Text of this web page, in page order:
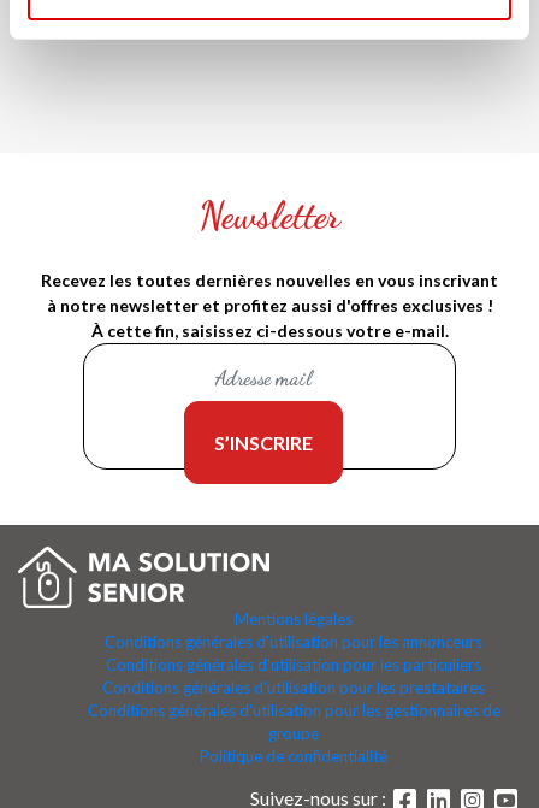
Newsletter
Recevez les toutes dernières nouvelles en vous inscrivant
à notre newsletter et profitez aussi d'offres exclusives !
À cette fin, saisissez ci-dessous votre e-mail.
Mentions légales
Conditions générales d'utilisation pour les annonceurs
Conditions générales d'utilisation pour les particuliers
Conditions générales d'utilisation pour les prestataires
Conditions générales d'utilisation pour les gestionnaires de
groupe
Politique de confidentialité
Suivez-nous sur :